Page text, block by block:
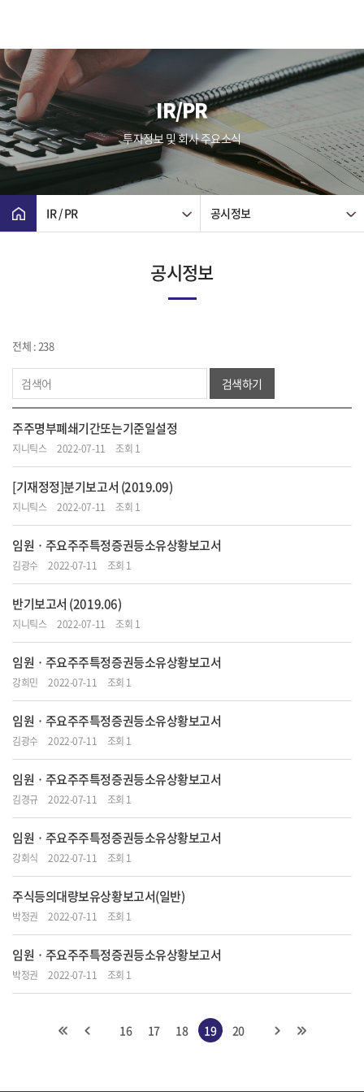
IR/PR
투자정보 및 회사 주요소식
IR / PR 공시정보
공시정보
전체 : 238
검색하기
주주명부폐쇄기간또는기준일설정
지니틱스 2022-07-11 조회 1
[기재정정]분기보고서 (2019.09)
지니틱스 2022-07-11 조회 1
임원ㆍ주요주주특정증권등소유상황보고서
김광수 2022-07-11 조회 1
반기보고서 (2019.06)
지니틱스 2022-07-11 조회 1
임원ㆍ주요주주특정증권등소유상황보고서
강희민 2022-07-11 조회 1
임원ㆍ주요주주특정증권등소유상황보고서
김광수 2022-07-11 조회 1
임원ㆍ주요주주특정증권등소유상황보고서
김경규 2022-07-11 조회 1
임원ㆍ주요주주특정증권등소유상황보고서
강회식 2022-07-11 조회 1
주식등의대량보유상황보고서(일반)
박정권 2022-07-11 조회 1
임원ㆍ주요주주특정증권등소유상황보고서
박정권 2022-07-11 조회 1
16 17 18 19 20